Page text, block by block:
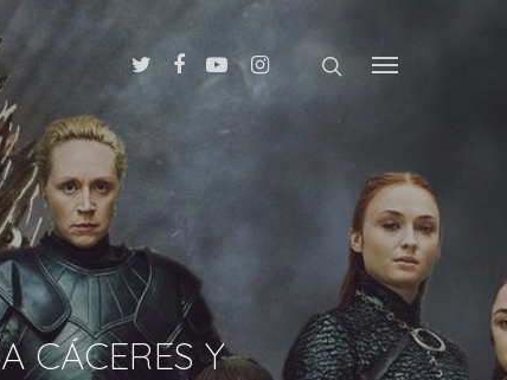
CÁCERES Y